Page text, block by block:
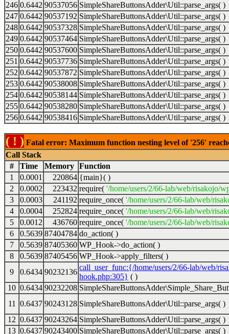
246 0.6442 90537056 SimpleShareButtonsAdder\Util::parse_args( )
247 0.6442 90537192 SimpleShareButtonsAdder\Util::parse_args( )
248 0.6442 90537328 SimpleShareButtonsAdder\Util::parse_args( )
249 0.6442 90537464 SimpleShareButtonsAdder\Util::parse_args( )
250 0.6442 90537600 SimpleShareButtonsAdder\Util::parse_args( )
251 0.6442 90537736 SimpleShareButtonsAdder\Util::parse_args( )
252 0.6442 90537872 SimpleShareButtonsAdder\Util::parse_args( )
253 0.6442 90538008 SimpleShareButtonsAdder\Util::parse_args( )
254 0.6442 90538144 SimpleShareButtonsAdder\Util::parse_args( )
255 0.6442 90538280 SimpleShareButtonsAdder\Util::parse_args( )
256 0.6442 90538416 SimpleShareButtonsAdder\Util::parse_args( )
( ! ) Fatal error: Maximum function nesting level of '256'
Call Stack
#
Time Memory Function
1
0.0001 220864 {main}( )
2
0.0002 223432 require( '/home/users/2/66-lab/web/risakojo/
3
0.0003 241192 require_once( '/home/users/2/66-lab/web/
4
0.0004 252824 require_once( '/home/users/2/66-lab/web/
5
0.0012 436760 require_once( '/home/users/2/66-lab/web/
6
0.5639 87404784 do_action( )
7
0.5639 87405360 WP_Hook->do_action( )
8
0.5639 87405456 WP_Hook->apply_filters( )
9
0.6434 90232136
call_user_func:{/home/users/2/66-lab/web/
hook.php:305} ( )
10 0.6434 90232208
11
0.6437 90243128 SimpleShareButtonsAdder\Util::parse_args( )
12 0.6437 90243264 SimpleShareButtonsAdder\Util::parse_args( )
13 0.6437 90243400 SimpleShareButtonsAdder\Util::parse_args( )